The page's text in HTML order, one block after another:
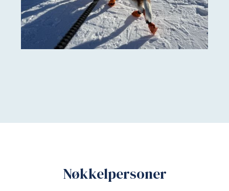
Nøkkelpersoner